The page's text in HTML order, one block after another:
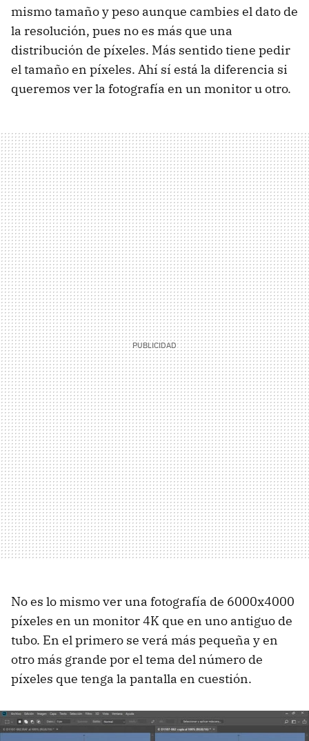
mismo tamaño y peso aunque cambies el dato de
la resolución, pues no es más que una
distribución de píxeles. Más sentido tiene pedir
el tamaño en píxeles. Ahí sí está la diferencia si
queremos ver la fotografía en un monitor u otro.
No es lo mismo ver una fotografía de 6000x4000
píxeles en un monitor 4K que en uno antiguo de
tubo. En el primero se verá más pequeña y en
otro más grande por el tema del número de
píxeles que tenga la pantalla en cuestión.